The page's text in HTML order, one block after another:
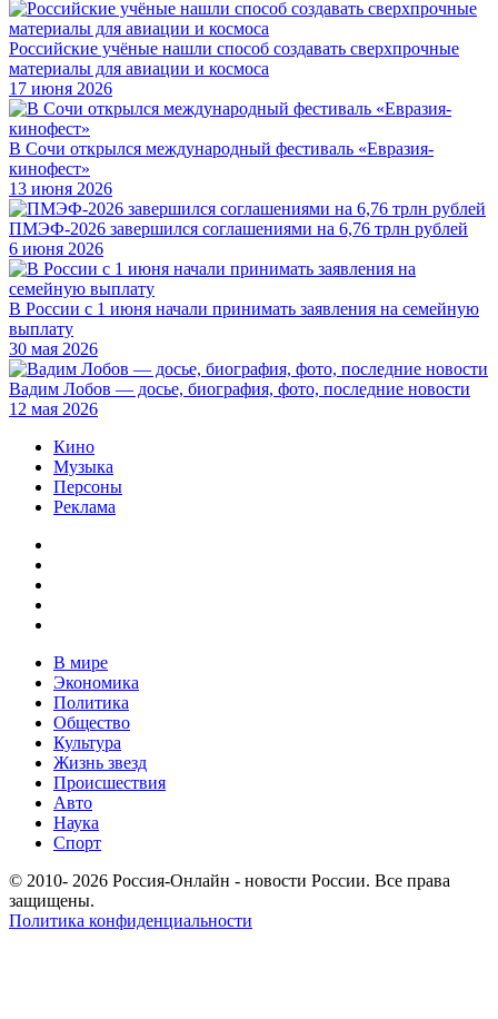
Российские учёные нашли способ создавать сверхпрочные
материалы для авиации и космоса
17 июня 2026
В Сочи открылся международный фестиваль «Евразия-
кинофест»
13 июня 2026
ПМЭФ-2026 завершился соглашениями на 6,76 трлн рублей
6 июня 2026
В России с 1 июня начали принимать заявления на семейную
выплату
30 мая 2026
Вадим Лобов — досье, биография, фото, последние новости
12 мая 2026
Кино
Музыка
Персоны
Реклама
В мире
Экономика
Политика
Общество
Культура
Жизнь звезд
Происшествия
Авто
Наука
Спорт
© 2010- 2026 Россия-Онлайн - новости России. Все права
защищены.
Политика конфиденциальности